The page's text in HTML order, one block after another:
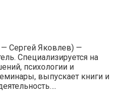
Сергей Яковлев) —
Специализируется на
психологии и
выпускает книги и